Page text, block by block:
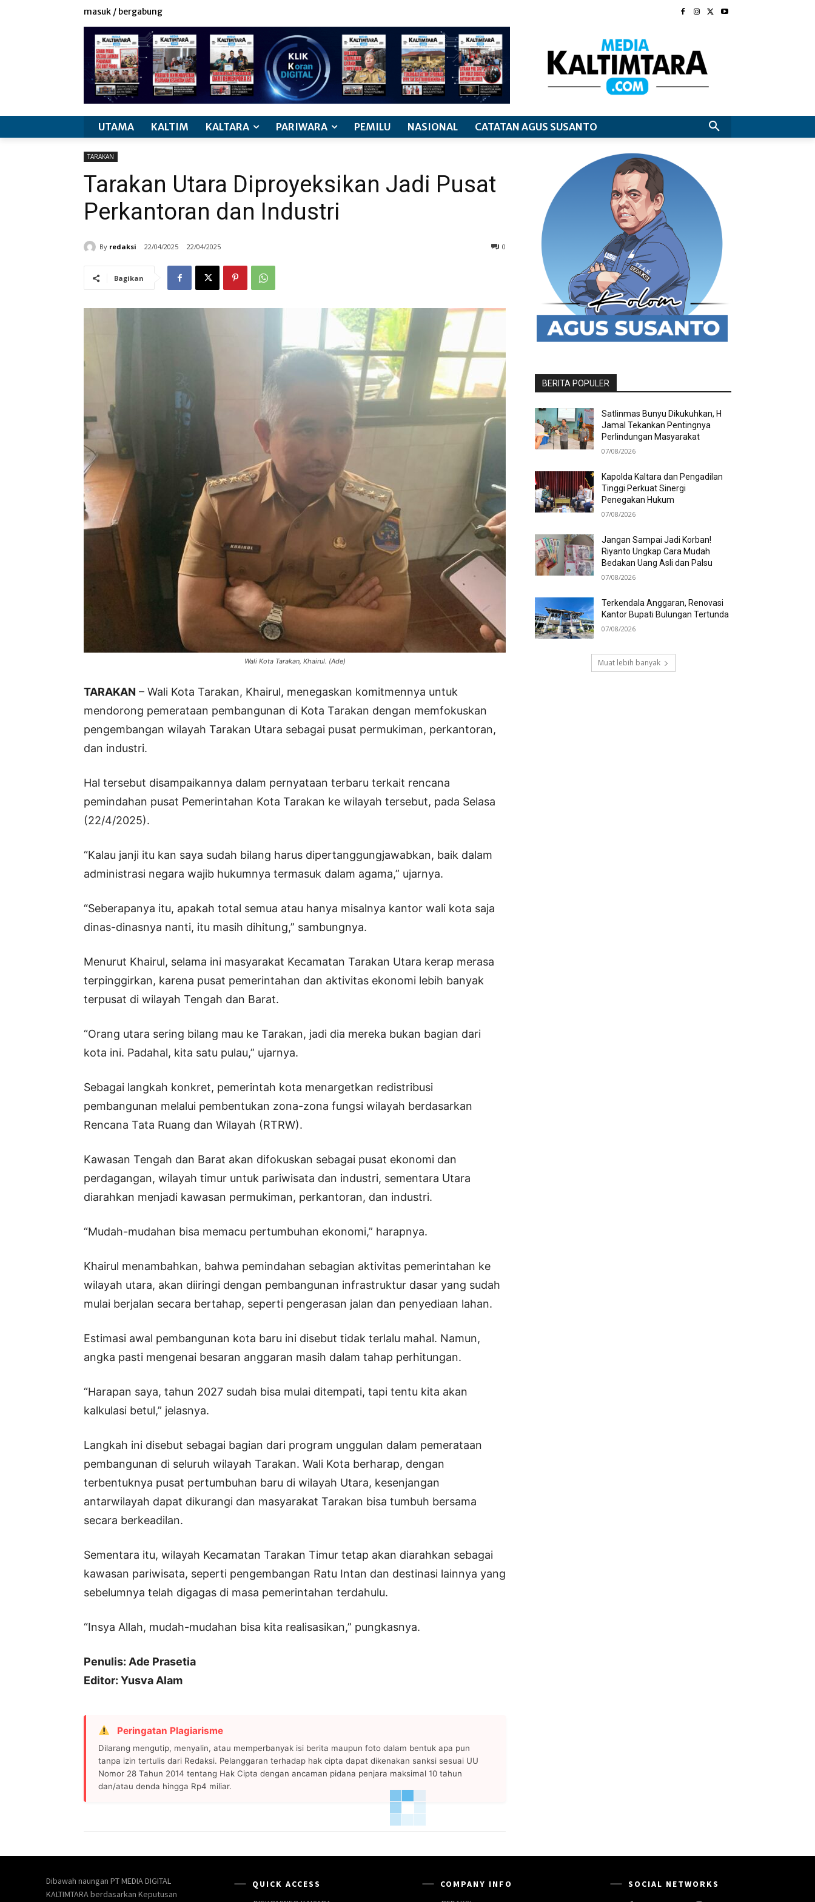
masuk / bergabung
UTAMA KALTIM KALTARA PARIWARA PEMILU NASIONAL CATATAN AGUS SUSANTO
TARAKAN
Tarakan Utara Diproyeksikan Jadi Pusat
Perkantoran dan Industri
By redaksi 22/04/2025 22/04/2025 0
Bagikan
Wali Kota Tarakan, Khairul. (Ade)
TARAKAN – Wali Kota Tarakan, Khairul, menegaskan komitmennya untuk
mendorong pemerataan pembangunan di Kota Tarakan dengan memfokuskan
pengembangan wilayah Tarakan Utara sebagai pusat permukiman, perkantoran,
dan industri.
Hal tersebut disampaikannya dalam pernyataan terbaru terkait rencana
pemindahan pusat Pemerintahan Kota Tarakan ke wilayah tersebut, pada Selasa
(22/4/2025).
“Kalau janji itu kan saya sudah bilang harus dipertanggungjawabkan, baik dalam
administrasi negara wajib hukumnya termasuk dalam agama,” ujarnya.
“Seberapanya itu, apakah total semua atau hanya misalnya kantor wali kota saja
dinas-dinasnya nanti, itu masih dihitung,” sambungnya.
Menurut Khairul, selama ini masyarakat Kecamatan Tarakan Utara kerap merasa
terpinggirkan, karena pusat pemerintahan dan aktivitas ekonomi lebih banyak
terpusat di wilayah Tengah dan Barat.
“Orang utara sering bilang mau ke Tarakan, jadi dia mereka bukan bagian dari
kota ini. Padahal, kita satu pulau,” ujarnya.
Sebagai langkah konkret, pemerintah kota menargetkan redistribusi
pembangunan melalui pembentukan zona-zona fungsi wilayah berdasarkan
Rencana Tata Ruang dan Wilayah (RTRW).
Kawasan Tengah dan Barat akan difokuskan sebagai pusat ekonomi dan
perdagangan, wilayah timur untuk pariwisata dan industri, sementara Utara
diarahkan menjadi kawasan permukiman, perkantoran, dan industri.
“Mudah-mudahan bisa memacu pertumbuhan ekonomi,” harapnya.
Khairul menambahkan, bahwa pemindahan sebagian aktivitas pemerintahan ke
wilayah utara, akan diiringi dengan pembangunan infrastruktur dasar yang sudah
mulai berjalan secara bertahap, seperti pengerasan jalan dan penyediaan lahan.
Estimasi awal pembangunan kota baru ini disebut tidak terlalu mahal. Namun,
angka pasti mengenai besaran anggaran masih dalam tahap perhitungan.
“Harapan saya, tahun 2027 sudah bisa mulai ditempati, tapi tentu kita akan
kalkulasi betul,” jelasnya.
Langkah ini disebut sebagai bagian dari program unggulan dalam pemerataan
pembangunan di seluruh wilayah Tarakan. Wali Kota berharap, dengan
terbentuknya pusat pertumbuhan baru di wilayah Utara, kesenjangan
antarwilayah dapat dikurangi dan masyarakat Tarakan bisa tumbuh bersama
secara berkeadilan.
Sementara itu, wilayah Kecamatan Tarakan Timur tetap akan diarahkan sebagai
kawasan pariwisata, seperti pengembangan Ratu Intan dan destinasi lainnya yang
sebelumnya telah digagas di masa pemerintahan terdahulu.
“Insya Allah, mudah-mudahan bisa kita realisasikan,” pungkasnya.
Penulis: Ade Prasetia
Editor: Yusva Alam
Peringatan Plagiarisme
Dilarang mengutip, menyalin, atau memperbanyak isi berita maupun foto dalam bentuk apa pun
tanpa izin tertulis dari Redaksi. Pelanggaran terhadap hak cipta dapat dikenakan sanksi sesuai UU
Nomor 28 Tahun 2014 tentang Hak Cipta dengan ancaman pidana penjara maksimal 10 tahun
dan/atau denda hingga Rp4 miliar.
BERITA POPULER
Satlinmas Bunyu Dikukuhkan, H
Jamal Tekankan Pentingnya
Perlindungan Masyarakat
07/08/2026
Kapolda Kaltara dan Pengadilan
Tinggi Perkuat Sinergi
Penegakan Hukum
07/08/2026
Jangan Sampai Jadi Korban!
Riyanto Ungkap Cara Mudah
Bedakan Uang Asli dan Palsu
07/08/2026
Terkendala Anggaran, Renovasi
Kantor Bupati Bulungan Tertunda
07/08/2026
Muat lebih banyak
Dibawah naungan PT MEDIA DIGITAL
KALTIMTARA berdasarkan Keputusan
QUICK ACCESS
COMPANY INFO
SOCIAL NETWORKS